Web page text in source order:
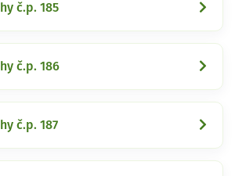
č.p. 185
č.p. 186
č.p. 187